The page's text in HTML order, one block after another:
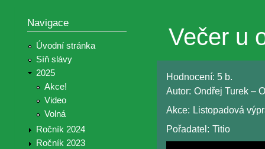
Navigace
Úvodní stránka
Síň slávy
2025
Akce!
Video
Volná
Ročník 2024
Ročník 2023
Večer u
Hodnocení: 5 b.
Autor: Ondřej Turek –
Akce: Listopadová
Pořadatel: Titio